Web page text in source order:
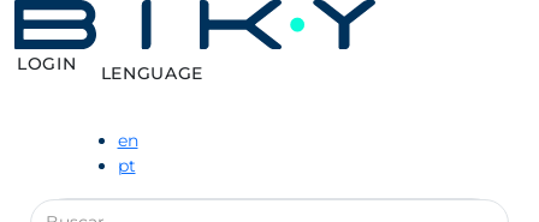
LOGIN LENGUAGE
en
pt
Buscar: